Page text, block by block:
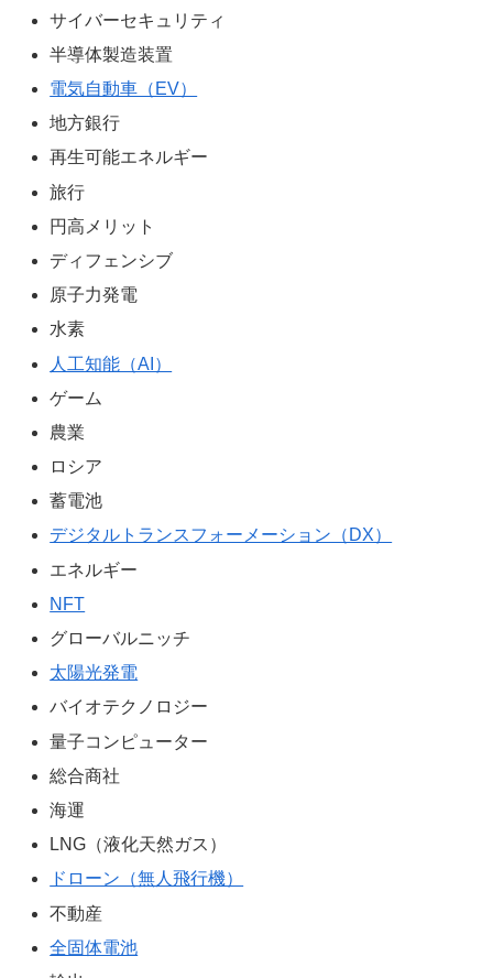
サイバーセキュリティ
半導体製造装置
電気自動車（EV）
地方銀行
再生可能エネルギー
旅行
円高メリット
ディフェンシブ
原子力発電
水素
人工知能（AI）
ゲーム
農業
ロシア
蓄電池
デジタルトランスフォーメーション（DX）
エネルギー
NFT
グローバルニッチ
太陽光発電
バイオテクノロジー
量子コンピューター
総合商社
海運
LNG（液化天然ガス）
ドローン（無人飛行機）
不動産
全固体電池